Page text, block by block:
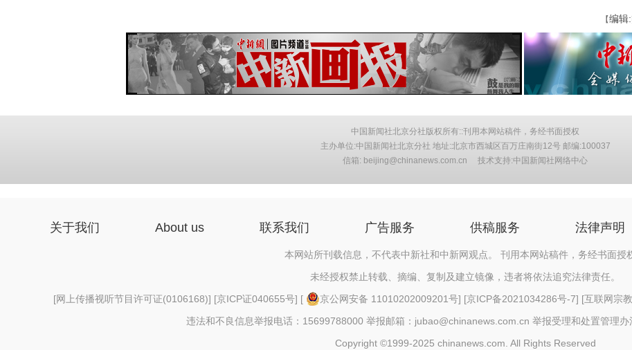
【编辑
中国新闻社北京分社版权所有::刊用本网站稿件，务经书面授权
主办单位:中国新闻社北京分社 地址:北京市西城区百万庄南街12号 邮编:100037
信箱: beijing@chinanews.com.cn 技术支持:中国新闻社网络中心
关于我们 About us 联系我们 广告服务 供稿服务 法律声明
本网站所刊载信息，不代表中新社和中新网观点。 刊用本网站稿件，务经书面授
未经授权禁止转载、摘编、复制及建立镜像，违者将依法追究法律责任。
[网上传播视听节目许可证(0106168)] [京ICP证040655号] [ 京公网安备 11010202009201号] [京ICP备2021034286号-7] [互联网宗
违法和不良信息举报电话：15699788000 举报邮箱：jubao@chinanews.com.cn 举报受理和处置管理办
Copyright ©1999-2025 chinanews.com. All Rights Reserved